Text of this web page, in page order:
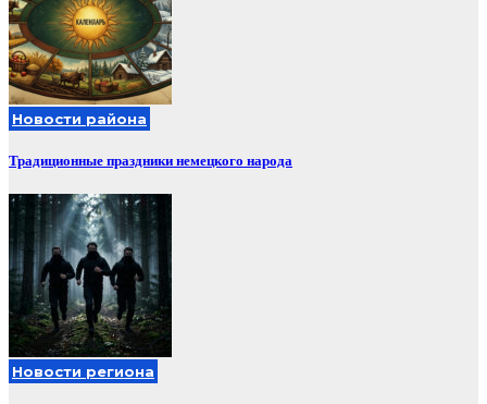
Новости района
Традиционные праздники немецкого народа
Новости региона